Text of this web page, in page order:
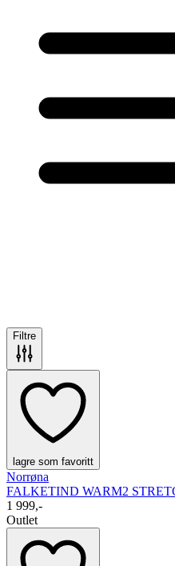
Filtre
lagre som favoritt
Norrøna
FALKETIND WARM2
1 999,-
Outlet